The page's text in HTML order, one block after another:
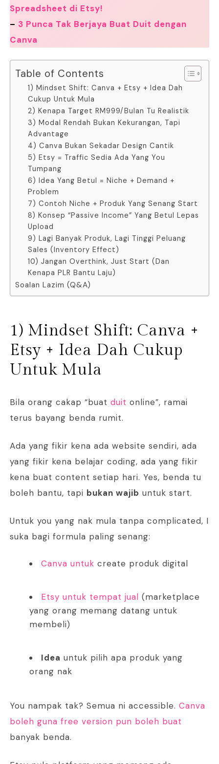
Spreadsheet di Etsy!
– 3 Punca Tak Berjaya Buat Duit dengan
Canva
Table of Contents
1) Mindset Shift: Canva + Etsy + Idea Dah
Cukup Untuk Mula
2) Kenapa Target RM999/Bulan Tu Realistik
3) Modal Rendah Bukan Kekurangan, Tapi
Advantage
4) Canva Bukan Sekadar Design Cantik
5) Etsy = Traffic Sedia Ada Yang You
Tumpang
6) Idea Yang Betul = Niche + Demand +
Problem
7) Contoh Niche + Produk Yang Senang Start
8) Konsep “Passive Income” Yang Betul Lepas
Upload
9) Lagi Banyak Produk, Lagi Tinggi Peluang
Sales (Inventory Effect)
10) Jangan Overthink, Just Start (Dan
Kenapa PLR Bantu Laju)
Soalan Lazim (Q&A)
1) Mindset Shift: Canva +
Etsy + Idea Dah Cukup
Untuk Mula
Bila orang cakap “buat duit online”, ramai
terus bayang benda rumit.
Ada yang fikir kena ada website sendiri, ada
yang fikir kena belajar coding, ada yang fikir
kena buat content setiap hari. Yes, benda tu
boleh bantu, tapi bukan wajib untuk start.
Untuk you yang nak mula tanpa complicated, I
suka bagi formula paling senang:
Canva untuk create produk digital
Etsy untuk tempat jual (marketplace
yang orang memang datang untuk
membeli)
Idea untuk pilih apa produk yang
orang nak
You nampak tak? Semua ni accessible. Canva
boleh guna free version pun boleh buat
banyak benda.